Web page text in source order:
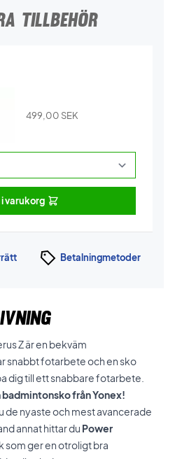
TILLBEHÖR
499,00 SEK
i varukorg
Betalningmetoder
Z är en bekväm
snabbt fotarbete och en sko
dig till ett snabbare fotarbete.
från Yonex!
de nyaste och mest avancerade
annat hittar du Power
som ger en otroligt bra